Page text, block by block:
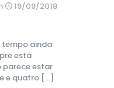
19/09/2018
tempo ainda
está
parece estar
e quatro […]